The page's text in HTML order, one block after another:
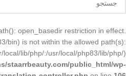
open_basedir restriction in effect.
bin) is not within the allowed path(s):
lib/php/:/usr/local/php83/lib/php/)
staarrbeauty.com/public_html/wp-